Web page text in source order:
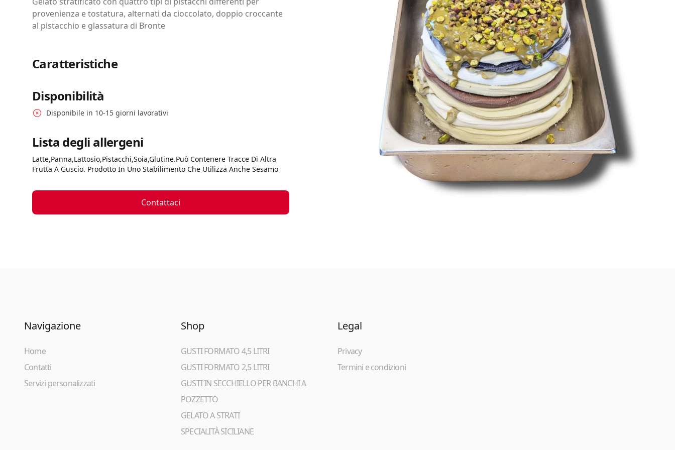
provenienza e tostatura, alternati da cioccolato, doppio croccante
al pistacchio e glassatura di Bronte
Caratteristiche
Disponibilità
Disponibile in 10-15 giorni lavorativi
Lista degli allergeni
Latte,panna,lattosio,pistacchi,soia,glutine.può Contenere Tracce Di Altra
Frutta A Guscio. Prodotto In Uno Stabilimento Che Utilizza Anche Sesamo
Contattaci
Navigazione
Home
Contatti
Servizi personalizzati
Shop
GUSTI FORMATO 4,5 LITRI
GUSTI FORMATO 2,5 LITRI
GUSTI IN SECCHIELLO PER BANCHI A
POZZETTO
GELATO A STRATI
SPECIALITÀ SICILIANE
Legal
Privacy
Termini e condizioni